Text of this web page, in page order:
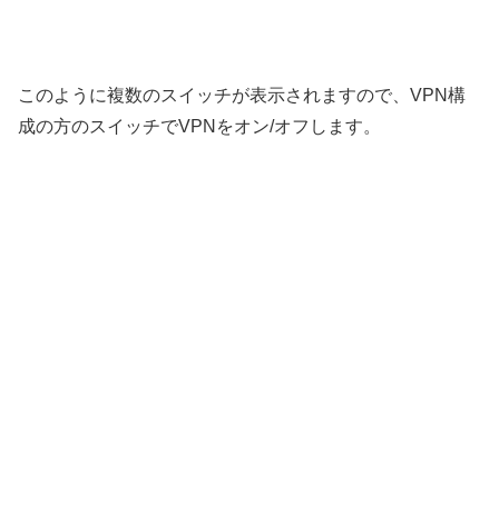
このように複数のスイッチが表示されますので、VPN構
成の方のスイッチでVPNをオン/オフします。